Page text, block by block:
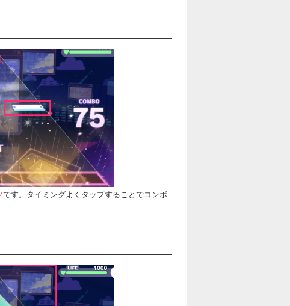
です。タイミングよくタップすることでコンボ